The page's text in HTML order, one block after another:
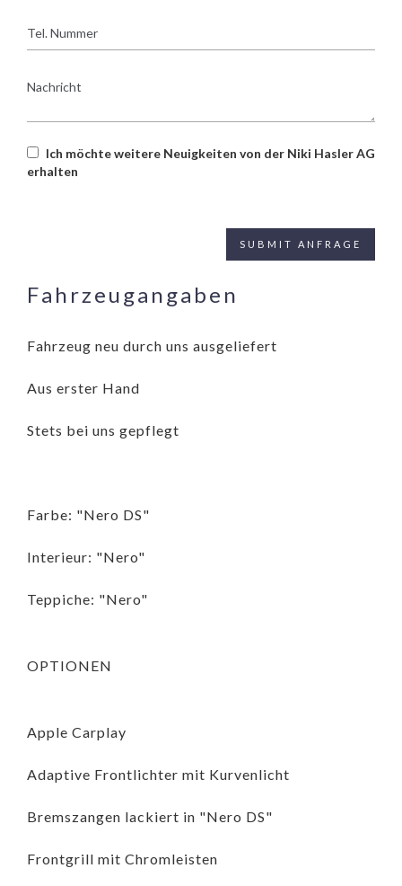
Nummer
Ich möchte weitere Neuigkeiten von der Niki Hasler AG
erhalten
Fahrzeugangaben
Fahrzeug neu durch uns ausgeliefert
Aus erster Hand
Stets bei uns gepflegt
Farbe: "Nero DS"
Interieur: "Nero"
Teppiche: "Nero"
OPTIONEN
Apple Carplay
Adaptive Frontlichter mit Kurvenlicht
Bremszangen lackiert in "Nero DS"
Frontgrill mit Chromleisten